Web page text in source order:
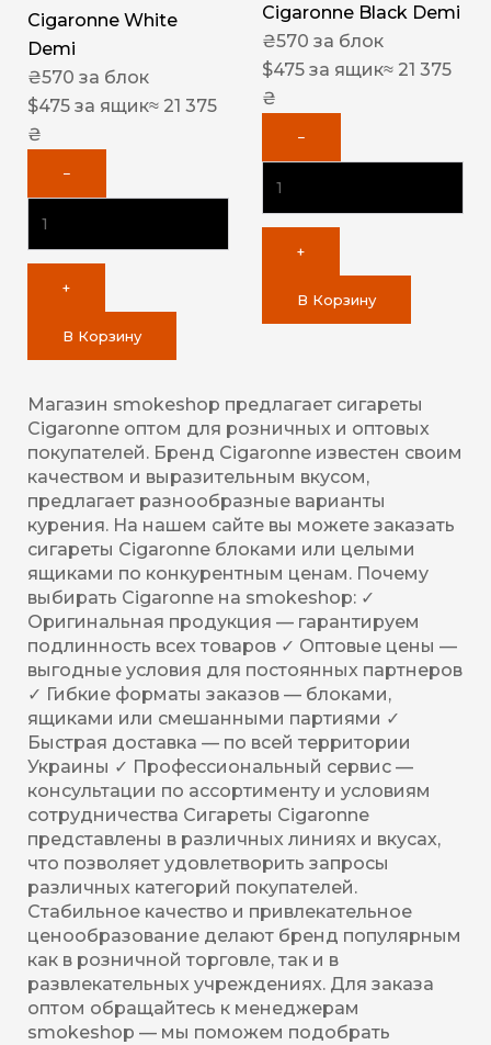
Cigaronne White
Demi
₴570 за блок
$475 за ящик≈ 21 375
₴
−
+
В Корзину
Cigaronne Black Demi
₴570 за блок
$475 за ящик≈ 21 375
₴
−
+
В Корзину
Магазин smokeshop предлагает сигареты
Cigaronne оптом для розничных и оптовых
покупателей. Бренд Cigaronne известен своим
качеством и выразительным вкусом,
предлагает разнообразные варианты
курения. На нашем сайте вы можете заказать
сигареты Cigaronne блоками или целыми
ящиками по конкурентным ценам. Почему
выбирать Cigaronne на smokeshop: ✓
Оригинальная продукция — гарантируем
подлинность всех товаров ✓ Оптовые цены —
выгодные условия для постоянных партнеров
✓ Гибкие форматы заказов — блоками,
ящиками или смешанными партиями ✓
Быстрая доставка — по всей территории
Украины ✓ Профессиональный сервис —
консультации по ассортименту и условиям
сотрудничества Сигареты Cigaronne
представлены в различных линиях и вкусах,
что позволяет удовлетворить запросы
различных категорий покупателей.
Стабильное качество и привлекательное
ценообразование делают бренд популярным
как в розничной торговле, так и в
развлекательных учреждениях. Для заказа
оптом обращайтесь к менеджерам
smokeshop — мы поможем подобрать